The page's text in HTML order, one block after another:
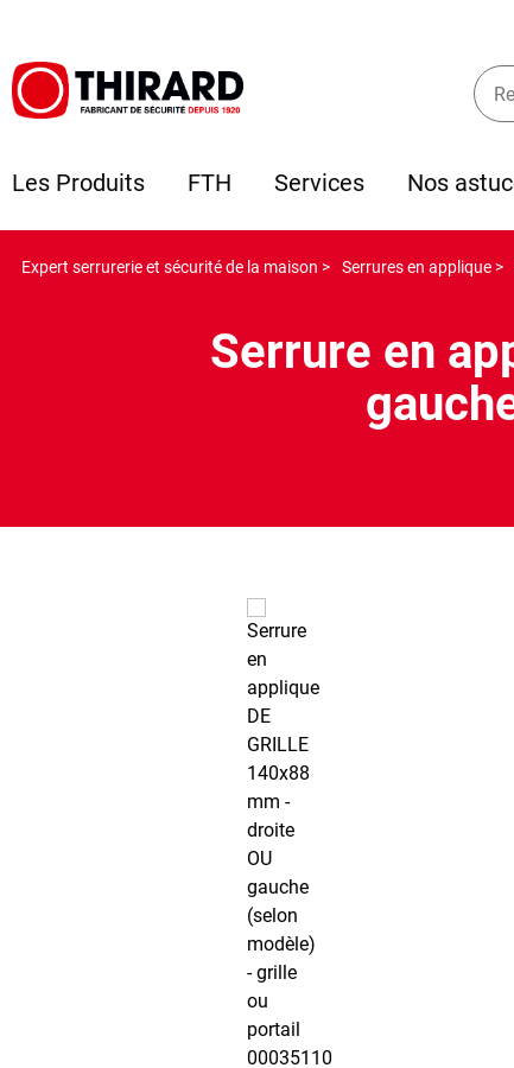
Les Produits FTH Services Nos
Expert serrurerie et sécurité de la maison > Serrures en applique >
Serrure en